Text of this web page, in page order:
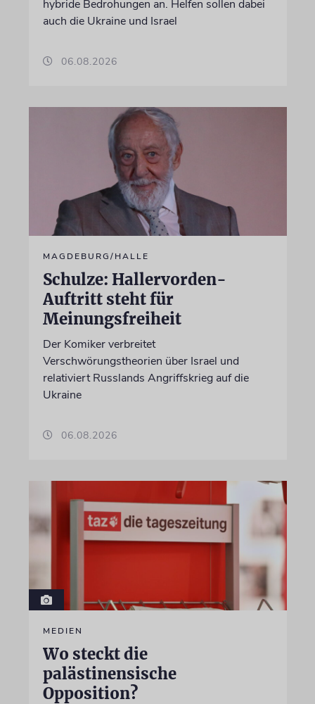
hybride Bedrohungen an. Helfen sollen dabei
auch die Ukraine und Israel
06.08.2026
MAGDEBURG/HALLE
Schulze: Hallervorden-
Auftritt steht für
Meinungsfreiheit
Der Komiker verbreitet
Verschwörungstheorien über Israel und
relativiert Russlands Angriffskrieg auf die
Ukraine
06.08.2026
MEDIEN
Wo steckt die
palästinensische
Opposition?